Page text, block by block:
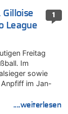
1
Gilloise
League
Freitag
Im
sowie
Anpfiff im Jan-
....weiterlesen